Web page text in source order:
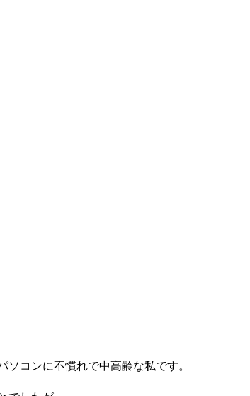
ソコンに不慣れで中高齢な私です。